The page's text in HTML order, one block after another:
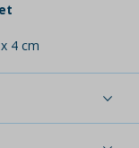
4 cm